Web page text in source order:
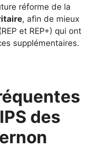
réforme de la
, afin de mieux
et REP+) qui ont
supplémentaires.
des